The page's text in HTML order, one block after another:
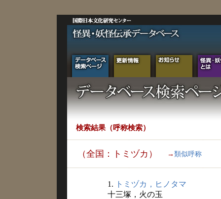
検索結果（呼称検索）
（全国：トミヅカ） → 類似呼称
1.
トミヅカ，ヒノタマ
十三塚，火の玉